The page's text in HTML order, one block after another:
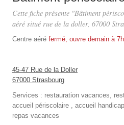
Cette fiche présente "Bâtiment
aéré situé rue de la doller, 67000
Centre aéré fermé, ouvre demain à
45-47 Rue de la Doller
67000 Strasbourg
Services : restauration vacances,
accueil périscolaire , accueil handicap
repas vacances